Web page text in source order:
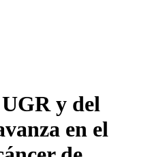
y del
en el